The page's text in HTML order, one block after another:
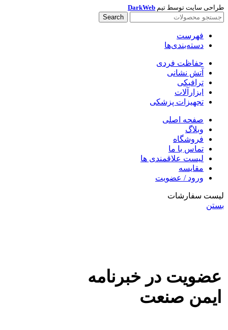
طراحی سایت توسط تیم DarkWeb
Search
فهرست
دسته‌بندی‌ها
حفاظت فردی
آتش نشانی
ترافیکی
ابزارآلات
تجهیزات پزشکی
صفحه اصلی
وبلاگ
فروشگاه
تماس با ما
لیست علاقمندی ها
مقایسه
ورود / عضویت
لیست سفارشات
بستن
عضویت در خبرنامه
ایمن صنعت